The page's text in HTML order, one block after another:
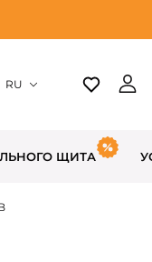
RU
ЩИТА